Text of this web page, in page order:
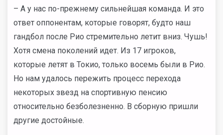
– А у нас по-прежнему сильнейшая команда. И это
ответ оппонентам, которые говорят, будто наш
гандбол после Рио стремительно летит вниз. Чушь!
Хотя смена поколений идет. Из 17 игроков,
которые летят в Токио, только восемь были в Рио.
Но нам удалось пережить процесс перехода
некоторых звезд на спортивную пенсию
относительно безболезненно. В сборную пришли
другие достойные.